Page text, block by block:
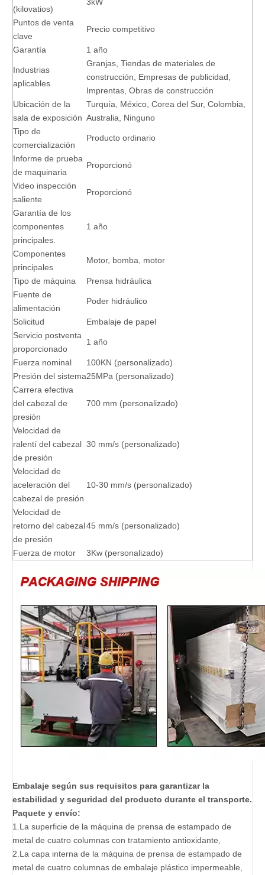
(kilovatios)
Puntos de venta
clave
Precio competitivo
Garantía 1 año
Industrias
aplicables
Granjas, Tiendas de materiales de
construcción, Empresas de publicidad,
Imprentas, Obras de construcción
Ubicación de la
sala de exposición
Turquía, México, Corea del Sur, Colombia,
Australia, Ninguno
Tipo de
comercialización
Producto ordinario
Informe de prueba
de maquinaria
Proporcionó
Video inspección
saliente
Proporcionó
Garantía de los
componentes
principales.
1 año
Componentes
principales
Motor, bomba, motor
Tipo de máquina
Prensa hidráulica
Fuente de
alimentación
Poder hidráulico
Solicitud
Embalaje de papel
Servicio postventa
proporcionado
1 año
Fuerza nominal
100KN (personalizado)
Presión del sistema25MPa (personalizado)
Carrera efectiva
del cabezal de
presión
700 mm (personalizado)
Velocidad de
ralentí del cabezal
de presión
30 mm/s (personalizado)
Velocidad de
aceleración del
cabezal de presión
10-30 mm/s (personalizado)
Velocidad de
retorno del cabezal
de presión
45 mm/s (personalizado)
Fuerza de motor 3Kw (personalizado)
Embalaje según sus requisitos para garantizar la
estabilidad y seguridad del producto durante el transporte.
Paquete y envío:
1.La superficie de la máquina de prensa de estampado de
metal de cuatro columnas con tratamiento antioxidante,
2.La capa interna de la máquina de prensa de estampado de
metal de cuatro columnas de embalaje plástico impermeable,